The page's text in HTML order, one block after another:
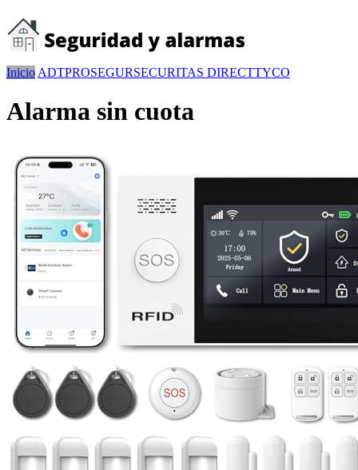
Inicio ADTPROSEGURSECURITAS DIRECTTYCO
Alarma sin cuota